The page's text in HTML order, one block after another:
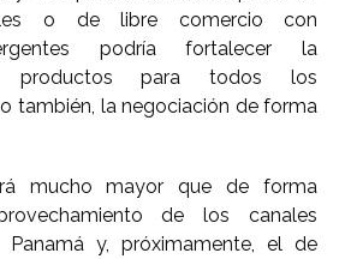
o de libre comercio con
podría fortalecer la
productos para todos los
también, la negociación de forma
mucho mayor que de forma
de los canales
Panamá y, próximamente, el de